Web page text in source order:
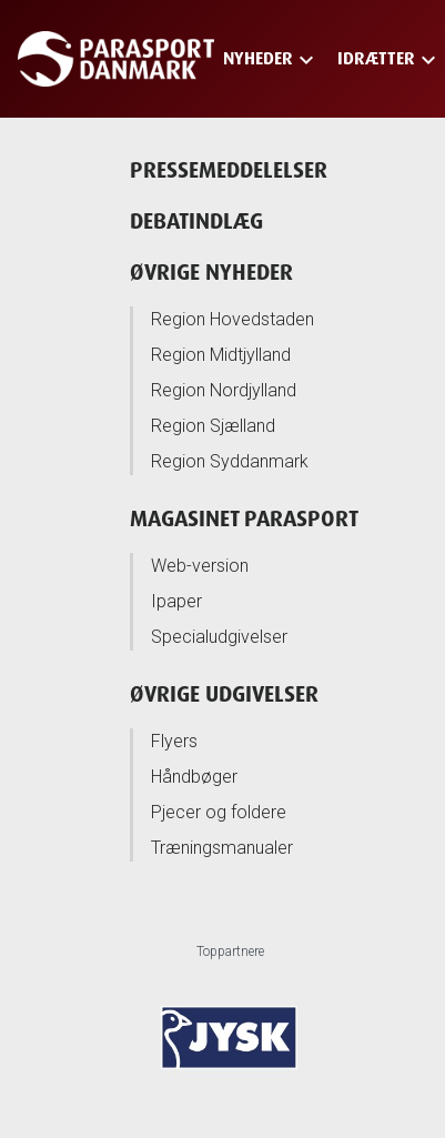
Skip
main
NYHEDER keyboard_arrow_down IDRÆTTER keyboard_arrow_down
PRESSEMEDDELELSER
DEBATINDLÆG
ØVRIGE NYHEDER
Region Hovedstaden
Region Midtjylland
Region Nordjylland
Region Sjælland
Region Syddanmark
MAGASINET PARASPORT
Web-version
Ipaper
Specialudgivelser
ØVRIGE UDGIVELSER
Flyers
Håndbøger
Pjecer og foldere
Træningsmanualer
Toppartnere